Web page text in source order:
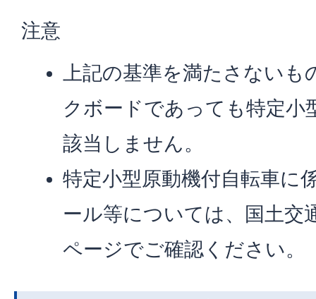
注意
上記の基準を満たさない
クボードであっても特定小
該当しません。
特定小型原動機付自転車に
ール等については、国土交
ページでご確認ください。